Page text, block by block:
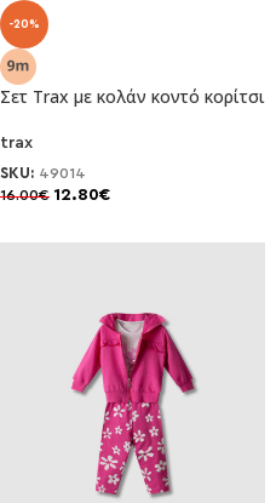
-20%
Σετ Trax με κολάν κοντό κορίτσι
trax
SKU: 49014
16.00€ 12.80€